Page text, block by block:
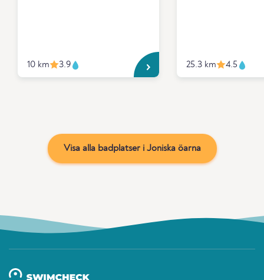
10 km 3.9 25.3 km 4.5
Visa alla badplatser i Joniska öarna